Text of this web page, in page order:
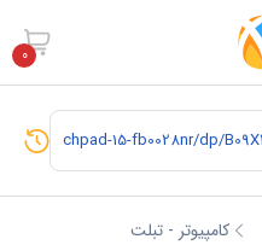
0
کامپیوتر - تبلت